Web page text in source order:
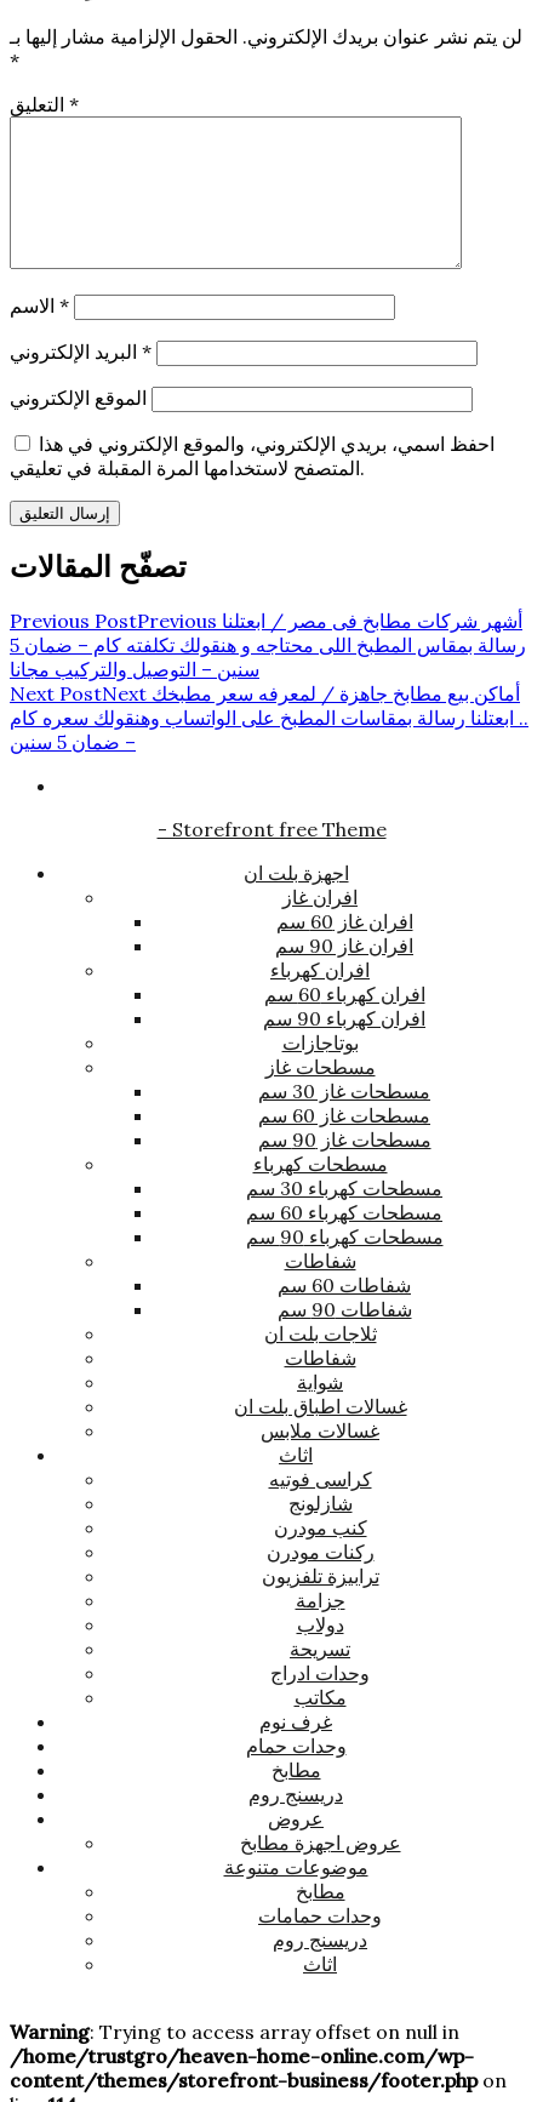
لن يتم نشر عنوان بريدك الإلكتروني. الحقول الإلزامية مشار إليها بـ
*
*
*
*
الموقع الإلكتروني
احفظ اسمي، بريدي الإلكتروني، والموقع الإلكتروني في هذا
المتصفح لاستخدامها المرة المقبلة في تعليقي.
تصفّح المقالات
Previous PostPrevious أشهر شركات مطابخ فى مصر / ابعتلنا
رسالة بمقاس المطبخ اللى محتاجه و هنقولك تكلفته كام – ضمان 5
سنين – التوصيل والتركيب مجانا
Next PostNext أماكن بيع مطابخ جاهزة / لمعرفه سعر مطبخك
.. ابعتلنا رسالة بمقاسات المطبخ على الواتساب وهنقولك سعره كام
– ضمان 5 سنين
- Storefront free Theme
اجهزة بلت ان
افران غاز
افران غاز 60 سم
افران غاز 90 سم
افران كهرباء
افران كهرباء 60 سم
افران كهرباء 90 سم
بوتاجازات
مسطحات غاز
مسطحات غاز 30 سم
مسطحات غاز 60 سم
مسطحات غاز 90 سم
مسطحات كهرباء
مسطحات كهرباء 30 سم
مسطحات كهرباء 60 سم
مسطحات كهرباء 90 سم
شفاطات
شفاطات 60 سم
شفاطات 90 سم
ثلاجات بلت ان
شفاطات
شواية
غسالات اطباق بلت ان
غسالات ملابس
اثاث
كراسى فوتيه
شازلونج
كنب مودرن
ركنات مودرن
ترابيزة تلفزيون
جزامة
دولاب
تسريحة
وحدات ادراج
مكاتب
غرف نوم
وحدات حمام
مطابخ
دريسنج روم
عروض
عروض اجهزة مطابخ
موضوعات متنوعة
مطابخ
وحدات حمامات
دريسنج روم
اثاث
Warning: Trying to access array offset on null in
/home/trustgro/heaven-home-online.com/wp-
content/themes/storefront-business/footer.phpon